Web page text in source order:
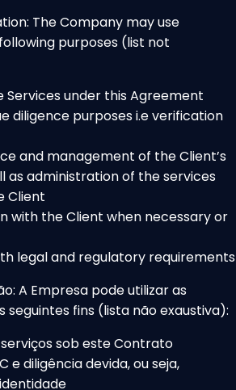
The Company may use
purposes (list not
Services under this Agreement
diligence purposes i.e verification
and management of the Client’s
as administration of the services
Client
with the Client when necessary or
legal and regulatory requirements
A Empresa pode utilizar as
seguintes fins (lista não exaustiva):
sob este Contrato
e diligência devida, ou seja,